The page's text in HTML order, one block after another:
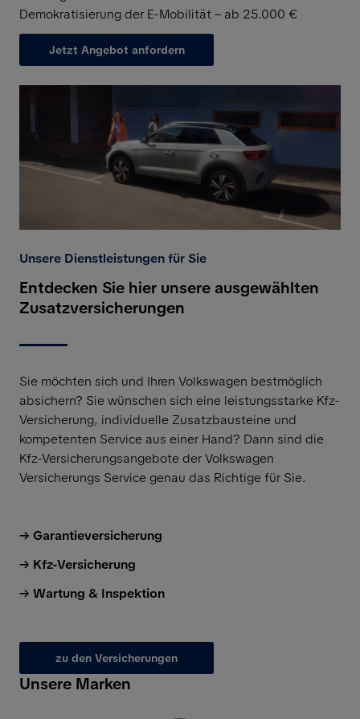
Demokratisierung der E-Mobilität – ab 25.000 €
Jetzt Angebot anfordern
Unsere Dienstleistungen für Sie
Entdecken Sie hier unsere ausgewählten
Zusatzversicherungen
Sie möchten sich und Ihren Volkswagen bestmöglich
absichern? Sie wünschen sich eine leistungsstarke Kfz-
Versicherung, individuelle Zusatzbausteine und
kompetenten Service aus einer Hand? Dann sind die
Kfz-Versicherungsangebote derVolkswagen
Versicherungs Service genau das Richtige für Sie.
Garantieversicherung
Kfz-Versicherung
Wartung & Inspektion
zu den Versicherungen
Unsere Marken